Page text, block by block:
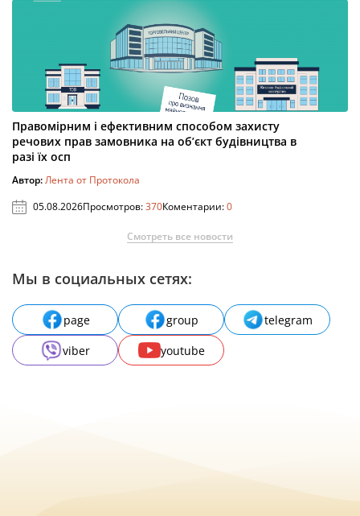
Правомірним і ефективним способом захисту
речових прав замовника на об’єкт будівництва в
разі їх осп
Автор:Лента от Протокола
05.08.2026Просмотров:370Коментарии:0
Смотреть все новости
Мы в социальных сетях:
page group
telegram
viber
youtube